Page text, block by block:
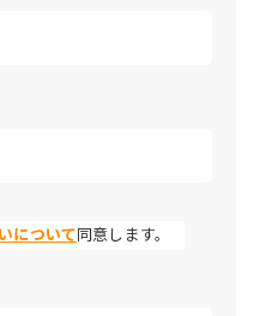
について 同意します。